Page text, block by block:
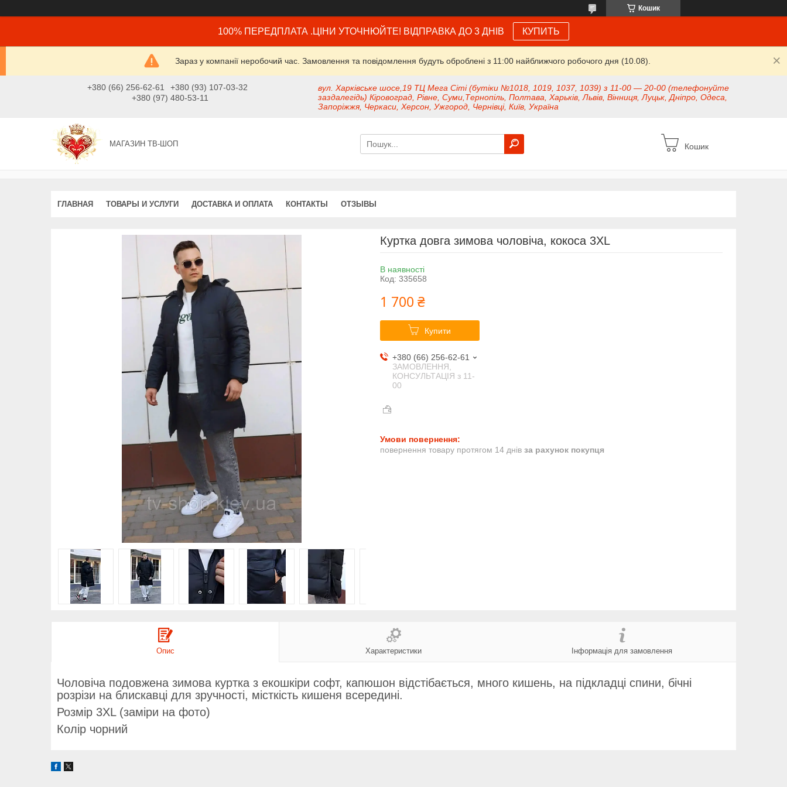
Кошик
100% ПЕРЕДПЛАТА .ЦІНИ УТОЧНЮЙТЕ! ВІДПРАВКА ДО 3 ДНІВ КУПИТЬ
Зараз у компанії неробочий час. Замовлення та повідомлення будуть оброблені з 11:00 найближчого робочого дня (10.08).
+380 (66) 256-62-61
+380 (93) 107-03-32
+380 (97) 480-53-11
вул. Харківське шосе,19 ТЦ Мега Сіті (бутіки №1018, 1019, 1037, 1039) з 11-00 — 20-00 (телефонуйте
заздалегідь) Кіровоград, Рівне, Суми,Тернопіль, Полтава, Харьків, Львів, Вінниця, Луцьк, Дніпро, Одеса,
Запоріжжя, Черкаси, Херсон, Ужгород, Чернівці, Київ, Україна
МАГАЗИН ТВ-ШОП Кошик
ГЛАВНАЯ ТОВАРЫ И УСЛУГИ ДОСТАВКА И ОПЛАТА КОНТАКТЫ ОТЗЫВЫ
Куртка довга зимова чоловіча, кокоса 3XL
В наявності
Код: 335658
1 700 ₴
Купити
+380 (66) 256-62-61
ЗАМОВЛЕННЯ,
КОНСУЛЬТАЦІЯ з 11-
00
повернення товару протягом 14 днів за рахунок покупця
Опис Характеристики Інформація для замовлення
Чоловіча подовжена зимова куртка з екошкіри софт, капюшон відстібається, много кишень, на підкладці спини, бічні
розрізи на блискавці для зручності, місткість кишеня всередині.
Розмір 3XL (заміри на фото)
Колір чорний